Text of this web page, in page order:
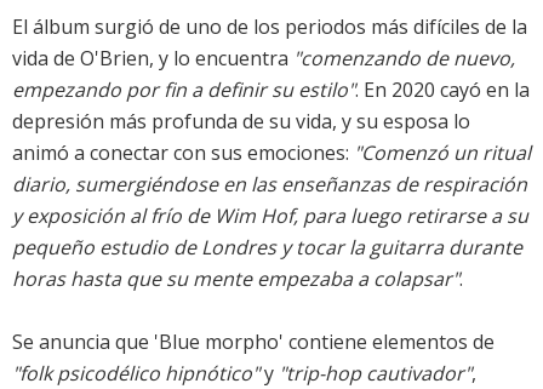
El álbum surgió de uno de los periodos más difíciles de la
vida de O'Brien, y lo encuentra "comenzando de nuevo,
empezando por fin a definir su estilo". En 2020 cayó en la
depresión más profunda de su vida, y su esposa lo
animó a conectar con sus emociones: "Comenzó un ritual
diario, sumergiéndose en las enseñanzas de respiración
y exposición al frío de Wim Hof, para luego retirarse a su
pequeño estudio de Londres y tocar la guitarra durante
horas hasta que su mente empezaba a colapsar".
Se anuncia que 'Blue morpho' contiene elementos de
"folk psicodélico hipnótico"y "trip-hop cautivador",